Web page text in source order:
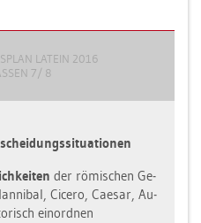
LA­TEIN 2016
7/ 8
der rö­mi­schen Ge­
Ci­ce­ro, Cae­sar, Au­
ein­ord­nen